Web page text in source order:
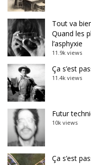
Tout va
Quand les
l’asphyxie
11.9k views
Ça s’est
11.4k views
Futur
10k views
Ça s’est